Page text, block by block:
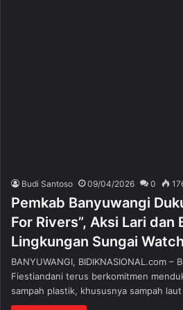
Budi Santoso 09/04/2026 0
Pemkab Banyuwangi
For Rivers”, Aksi Lari dan
Lingkungan Sungai Watch
BANYUWANGI, BIDIKNASIONAL.com –
Fiestiandani terus berkomitmen
sampah plastik, khususnya sampah